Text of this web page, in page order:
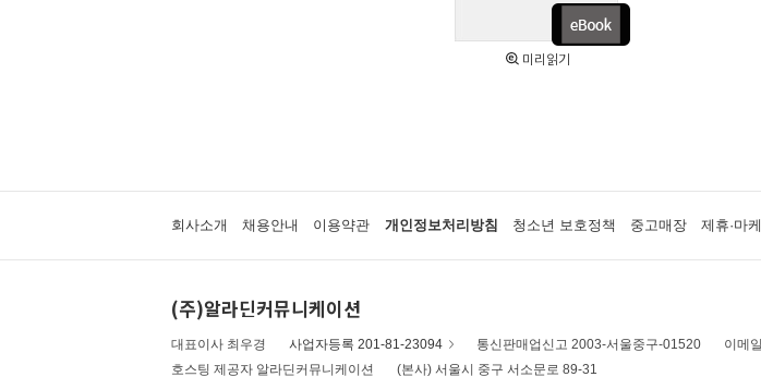
미리읽기
회사소개 채용안내 이용약관 개인정보처리방침 청소년 보호정책 중고매장 제휴·마
(주)알라딘커뮤니케이션
대표이사 최우경 사업자등록 201-81-23094 통신판매업신고 2003-서울중구-01520
이메
호스팅 제공자 알라딘커뮤니케이션
(본사) 서울시 중구 서소문로 89-31